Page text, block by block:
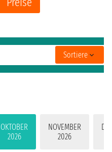
OKTOBER
2026
NOVEMBER
2026
Sortiere